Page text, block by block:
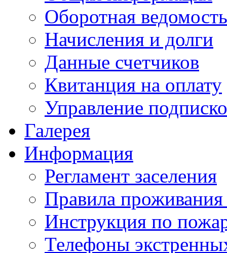
Оборотная ведомость
Начисления и долги
Данные счетчиков
Квитанция на оплату
Управление
Галерея
Информация
Регламент заселения
Правила
Инструкция по
Телефоны